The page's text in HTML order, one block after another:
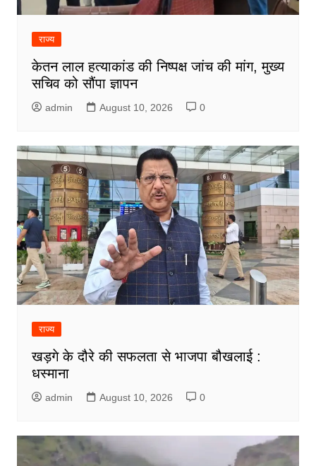
राज्य
केतन लाल हत्याकांड की निष्पक्ष जांच की मांग, मुख्य
सचिव को सौंपा ज्ञापन
admin August 10, 2026 0
राज्य
खड़गे के दौरे की सफलता से भाजपा बौखलाई :
धस्माना
admin August 10, 2026 0